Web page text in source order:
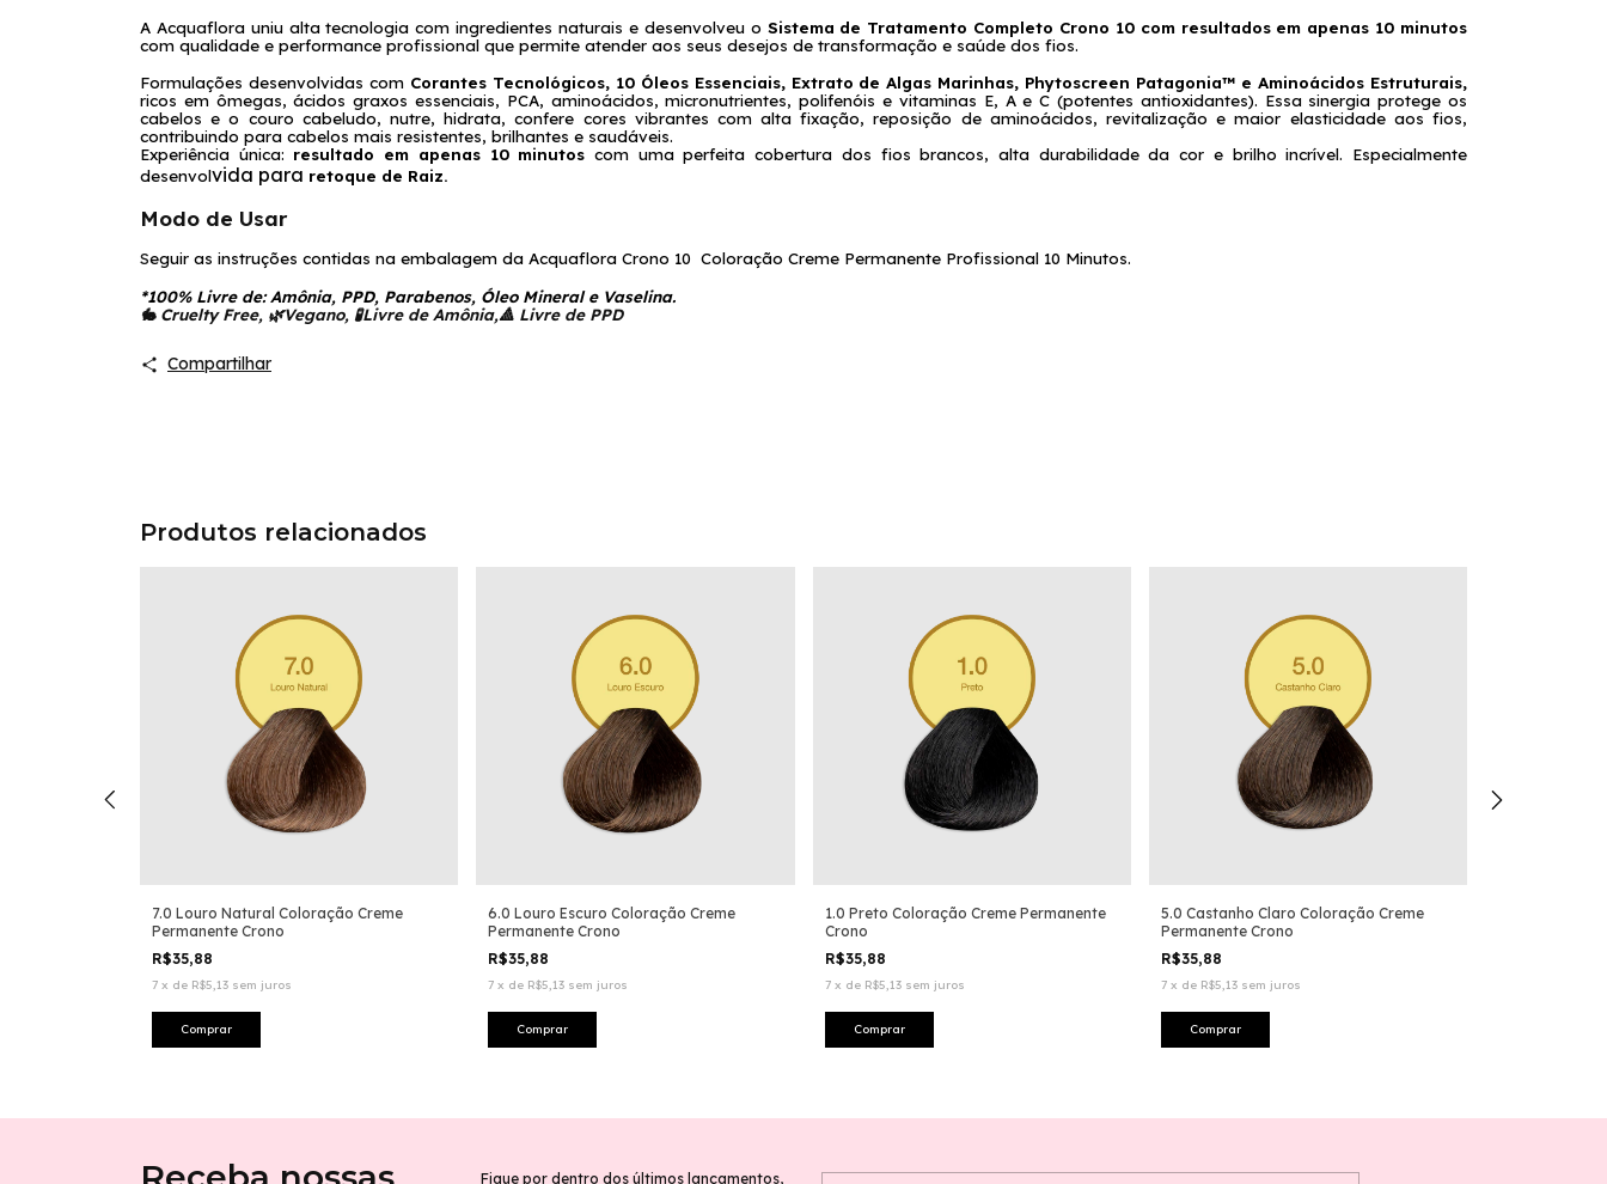
A Acquaflora uniu alta tecnologia com ingredientes naturais e desenvolveu o Sistema de Tratamento Completo Crono 10 com resultados em apenas 10 minutos
com qualidade e performance profissional que permite atender aos seus desejos de transformação e saúde dos fios.
Formulações desenvolvidas com
ricos em ômegas, ácidos graxos essenciais, PCA, aminoácidos, micronutrientes, polifenóis e vitaminas E, A e C (potentes antioxidantes). Essa sinergia protege os
cabelos e o couro cabeludo, nutre, hidrata, confere cores vibrantes com alta fixação, reposição de aminoácidos, revitalização e maior elasticidade aos fios,
contribuindo para cabelos mais resistentes, brilhantes e saudáveis.
Experiência única: resultado em apenas 10 minutos com uma perfeita cobertura dos fios brancos, alta durabilidade da cor e brilho incrível. Especialmente
desenvolvida para retoque de Raiz.
Modo de Usar
Seguir as instruções contidas na embalagem da Acquaflora Crono 10  Coloração Creme Permanente Profissional 10 Minutos.
*100% Livre de: Amônia, PPD, Parabenos, Óleo Mineral e Vaselina.
🐇 Cruelty Free, 🌿Vegano, 🧪Livre de Amônia,🔺 Livre de PPD
Compartilhar
Produtos relacionados
7.0 Louro Natural Coloração Creme
Permanente Crono
R$35,88
7 x de R$5,13 sem juros
6.0 Louro Escuro Coloração Creme
Permanente Crono
R$35,88
7 x de R$5,13 sem juros
1.0 Preto Coloração Creme Permanente
Crono
R$35,88
7 x de R$5,13 sem juros
5.0 Castanho Claro Coloração Creme
Permanente Crono
R$35,88
7 x de R$5,13 sem juros
Fique por dentro dos últimos lançamentos,